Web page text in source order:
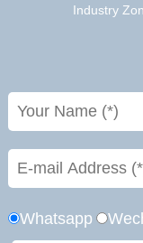
Industry
Whatsapp